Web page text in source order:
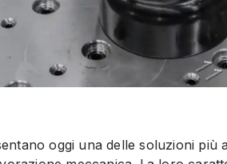
oggi una delle soluzioni più